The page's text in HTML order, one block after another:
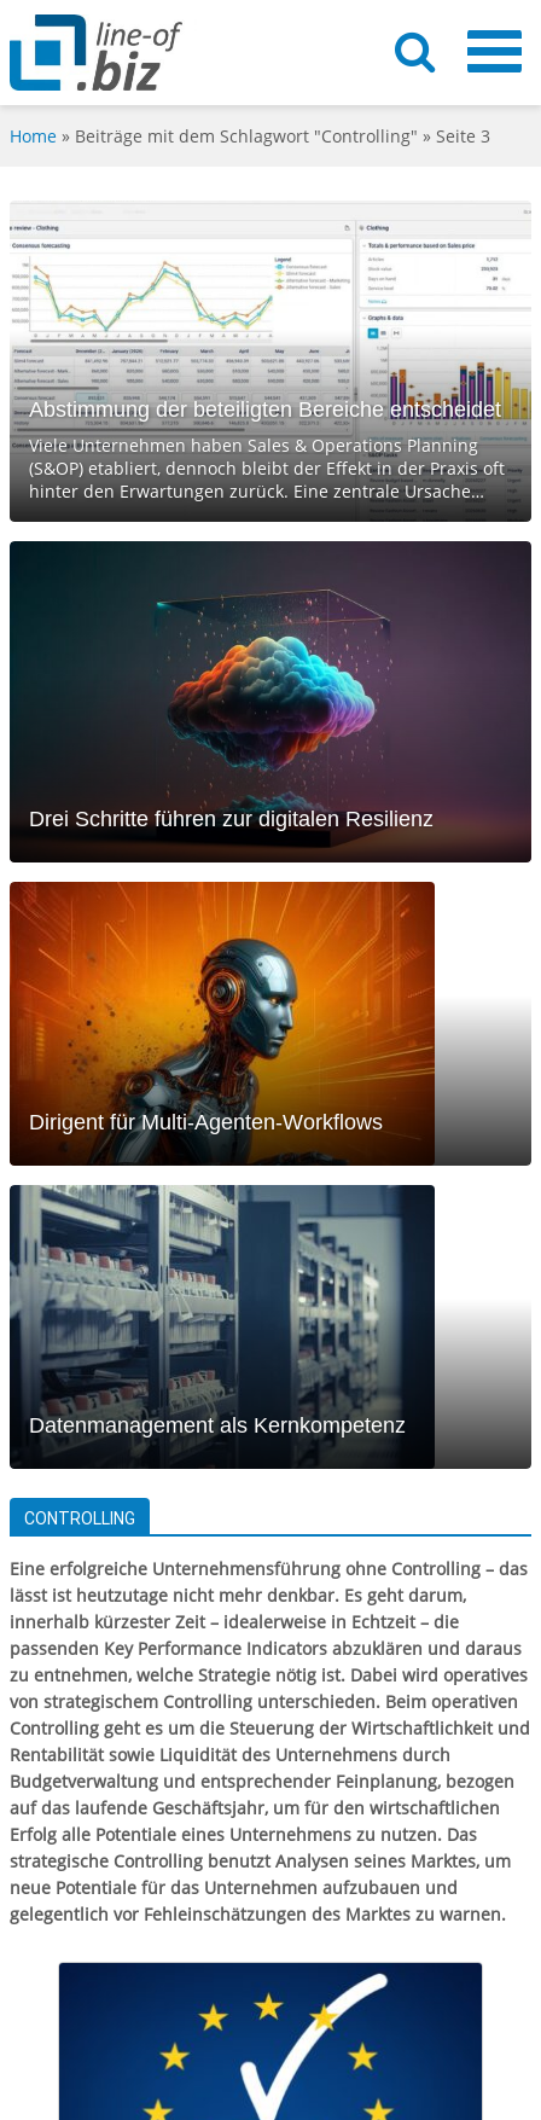
Home » Beiträge mit dem Schlagwort "Controlling" » Seite 3
Abstimmung der beteiligten Bereiche entscheidet
Viele Unternehmen haben Sales & Operations Planning
(S&OP) etabliert, dennoch bleibt der Effekt in der Praxis oft
hinter den Erwartungen zurück. Eine zentrale Ursache…
Drei Schritte führen zur digitalen Resilienz
Dirigent für Multi-Agenten-Workflows
Datenmanagement als Kernkompetenz
CONTROLLING
Eine erfolgreiche Unternehmensführung ohne Controlling – das
lässt ist heutzutage nicht mehr denkbar. Es geht darum,
innerhalb kürzester Zeit – idealerweise in Echtzeit – die
passenden Key Performance Indicators abzuklären und daraus
zu entnehmen, welche Strategie nötig ist. Dabei wird operatives
von strategischem Controlling unterschieden. Beim operativen
Controlling geht es um die Steuerung der Wirtschaftlichkeit und
Rentabilität sowie Liquidität des Unternehmens durch
Budgetverwaltung und entsprechender Feinplanung, bezogen
auf das laufende Geschäftsjahr, um für den wirtschaftlichen
Erfolg alle Potentiale eines Unternehmens zu nutzen. Das
strategische Controlling benutzt Analysen seines Marktes, um
neue Potentiale für das Unternehmen aufzubauen und
gelegentlich vor Fehleinschätzungen des Marktes zu warnen.